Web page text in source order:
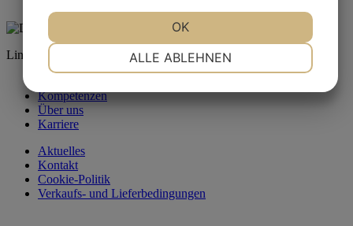
Links
Kompetenzen
Über uns
Karriere
Aktuelles
Kontakt
Cookie-Politik
Verkaufs- und Lieferbedingungen
ALLE ABLEHNEN
OK